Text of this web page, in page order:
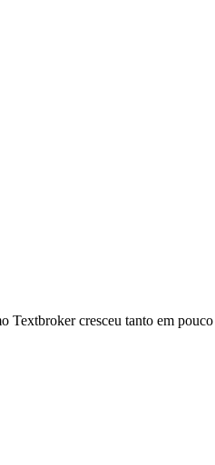
cresceu tanto em